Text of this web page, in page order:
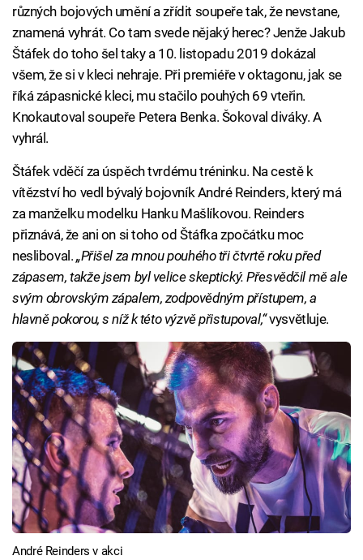
různých bojových umění a zřídit soupeře tak, že nevstane,
znamená vyhrát. Co tam svede nějaký herec? Jenže Jakub
Štáfek do toho šel taky a 10. listopadu 2019 dokázal
všem, že si v kleci nehraje. Při premiéře v oktagonu, jak se
říká zápasnické kleci, mu stačilo pouhých 69 vteřin.
Knokautoval soupeře Petera Benka. Šokoval diváky. A
vyhrál.
Štáfek vděčí za úspěch tvrdému tréninku. Na cestě k
vítězství ho vedl bývalý bojovník André Reinders, který má
za manželku modelku Hanku Mašlíkovou. Reinders
přiznává, že ani on si toho od Štáfka zpočátku moc
nesliboval. „Přišel za mnou pouhého tři čtvrtě roku před
zápasem, takže jsem byl velice skeptický. Přesvědčil mě ale
svým obrovským zápalem, zodpovědným přístupem, a
hlavně pokorou, s níž k této výzvě přistupoval,“vysvětluje.
André Reinders v akci